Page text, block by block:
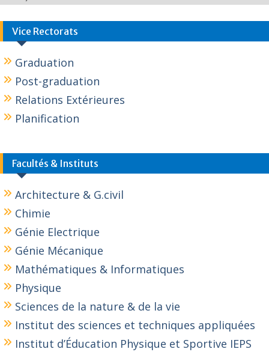
Vice Rectorats
Graduation
Post-graduation
Relations Extérieures
Planification
Facultés & Instituts
Architecture & G.civil
Chimie
Génie Electrique
Génie Mécanique
Mathématiques & Informatiques
Physique
Sciences de la nature & de la vie
Institut des sciences et techniques appliquées
Institut d’Éducation Physique et Sportive IEPS